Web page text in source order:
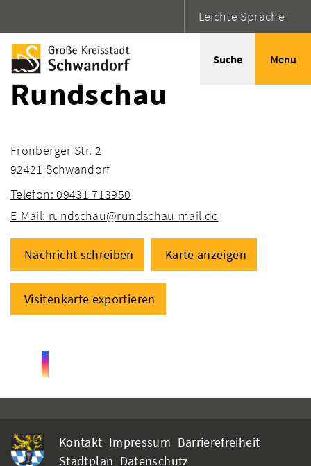
Leichte Sprache
Suche Menu
Rundschau
Fronberger Str. 2
92421 Schwandorf
Telefon: 09431 713950
E-Mail: rundschau@rundschau-mail.de
Nachricht schreiben Karte anzeigen
Visitenkarte exportieren
Kontakt Impressum Barrierefreiheit
Stadtplan Datenschutz